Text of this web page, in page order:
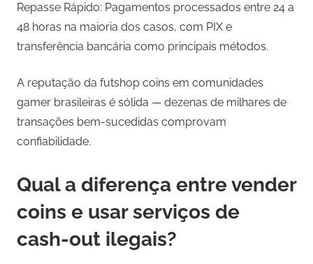
Repasse Rápido: Pagamentos processados entre 24 a
48 horas na maioria dos casos, com PIX e
transferência bancária como principais métodos.
A reputação da futshop coins em comunidades
gamer brasileiras é sólida — dezenas de milhares de
transações bem-sucedidas comprovam
confiabilidade.
Qual a diferença entre vender
coins e usar serviços de
cash-out ilegais?